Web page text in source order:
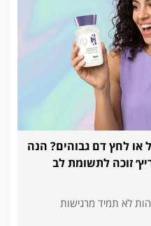
או לחץ דם גבוהים? הנה
זוכה לתשומת לב
לא תמיד מרגישות